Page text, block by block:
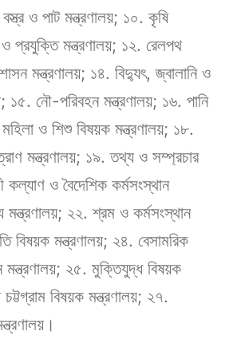
ও পাট মন্ত্রণালয়; ১০. কৃষি
ও প্রযুক্তি মন্ত্রণালয়; ১২. রেলপথ
মন্ত্রণালয়; ১৪. বিদ্যুৎ, জ্বালানি ও
১৫. নৌ-পরিবহন মন্ত্রণালয়; ১৬. পানি
ও শিশু বিষয়ক মন্ত্রণালয়; ১৮.
মন্ত্রণালয়; ১৯. তথ্য ও সম্প্রচার
কল্যাণ ও বৈদেশিক কর্মসংস্থান
মন্ত্রণালয়; ২২. শ্রম ও কর্মসংস্থান
বিষয়ক মন্ত্রণালয়; ২৪. বেসামরিক
মন্ত্রণালয়; ২৫. মুক্তিযুদ্ধ বিষয়ক
বিষয়ক মন্ত্রণালয়; ২৭.